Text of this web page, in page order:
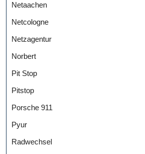
Netaachen
Netcologne
Netzagentur
Norbert
Pit Stop
Pitstop
Porsche 911
Pyur
Radwechsel